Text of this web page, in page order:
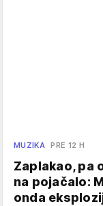
MUZIKA PRE 12 H
Zaplakao, pa
na pojačalo:
onda